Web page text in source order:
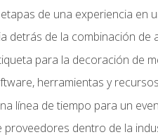
de una experiencia en
detrás de la combinación
para la decoración de
herramientas y
línea de tiempo para un
proveedores dentro de la